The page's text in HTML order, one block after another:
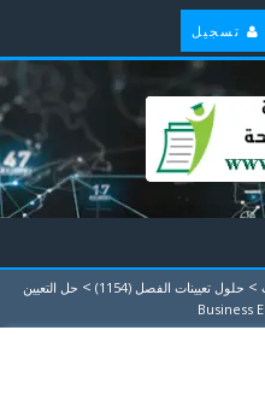
تسجيل
> حلول تعيينات الفصل (1154) > حل التعيين